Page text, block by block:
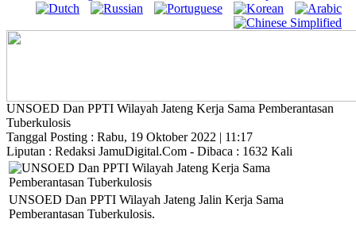
UNSOED Dan PPTI Wilayah Jateng Kerja Sama Pemberantasan
Tuberkulosis
Tanggal Posting : Rabu, 19 Oktober 2022 | 11:17
Liputan : Redaksi JamuDigital.Com - Dibaca : 1632 Kali
UNSOED Dan PPTI Wilayah Jateng Jalin Kerja Sama
Pemberantasan Tuberkulosis.